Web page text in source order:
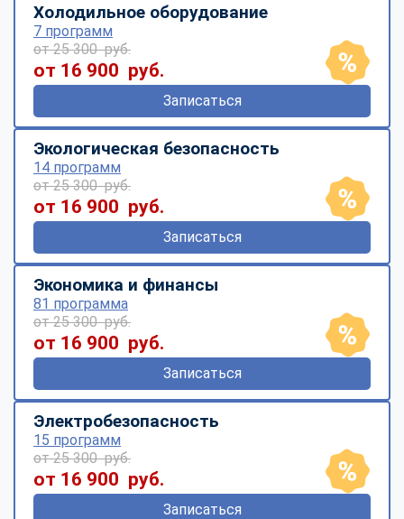
Холодильное оборудование
7 программ
от 25 300 руб.
от 16 900 руб.
Записаться
Экологическая безопасность
14 программ
от 25 300 руб.
от 16 900 руб.
Записаться
Экономика и финансы
81 программа
от 25 300 руб.
от 16 900 руб.
Записаться
Электробезопасность
15 программ
от 25 300 руб.
от 16 900 руб.
Записаться